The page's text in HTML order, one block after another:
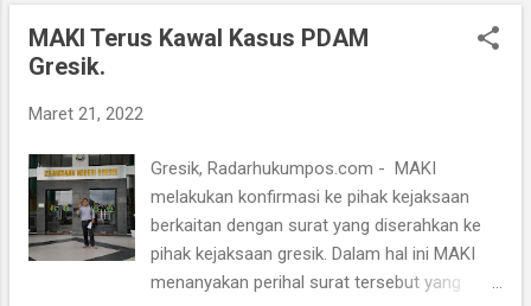
nyaman dan tenang. Di sinilah peran para Da’i
Wiratno, M.Sc Dirjen KSDAE, Kementerian
LHK, menjelaskan. Penghargaan ini diberikan
wilayah Jawa Timur. “Prestasi Polda Jawa
Timur saya kira sudah terbukti mulai tahun
2015 sampai dengan 2022 selalu ada proses
penegakan hukum, terutama ini proses
penghargaan oleh Dirjen kepada jajaran
MAKI Terus Kawal Kasus PDAM
Gresik.
Maret 21, 2022
Gresik, Radarhukumpos.com - MAKI
melakukan konfirmasi ke pihak kejaksaan
berkaitan dengan surat yang diserahkan ke
pihak kejaksaan gresik. Dalam hal ini MAKI
menanyakan perihal surat tersebut yang